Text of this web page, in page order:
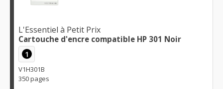
L'Essentiel à Petit Prix
Cartouche d'encre compatible HP 301 Noir
1
V1H301B
350 pages